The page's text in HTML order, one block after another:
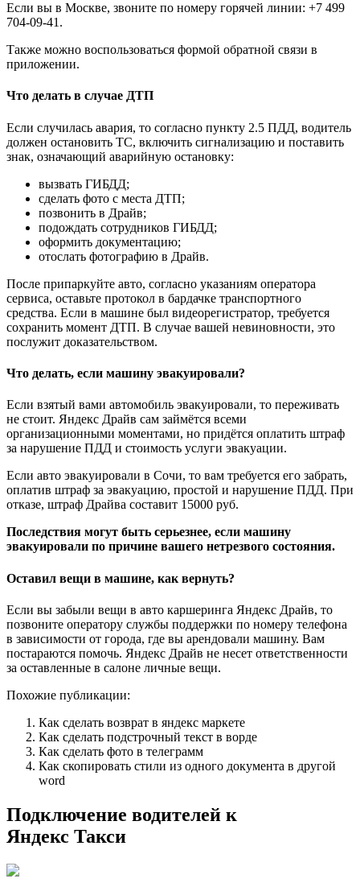
Если вы в Москве, звоните по номеру горячей линии: +7 499
704-09-41.
Также можно воспользоваться формой обратной связи в
приложении.
Что делать в случае ДТП
Если случилась авария, то согласно пункту 2.5 ПДД, водитель
должен остановить ТС, включить сигнализацию и поставить
знак, означающий аварийную остановку:
вызвать ГИБДД;
сделать фото с места ДТП;
позвонить в Драйв;
подождать сотрудников ГИБДД;
оформить документацию;
отослать фотографию в Драйв.
После припаркуйте авто, согласно указаниям оператора
сервиса, оставьте протокол в бардачке транспортного
средства. Если в машине был видеорегистратор, требуется
сохранить момент ДТП. В случае вашей невиновности, это
послужит доказательством.
Что делать, если машину эвакуировали?
Если взятый вами автомобиль эвакуировали, то переживать
не стоит. Яндекс Драйв сам займётся всеми
организационными моментами, но придётся оплатить штраф
за нарушение ПДД и стоимость услуги эвакуации.
Если авто эвакуировали в Сочи, то вам требуется его забрать,
оплатив штраф за эвакуацию, простой и нарушение ПДД. При
отказе, штраф Драйва составит 15000 руб.
Последствия могут быть серьезнее, если машину
эвакуировали по причине вашего нетрезвого состояния.
Оставил вещи в машине, как вернуть?
Если вы забыли вещи в авто каршеринга Яндекс Драйв, то
позвоните оператору службы поддержки по номеру телефона
в зависимости от города, где вы арендовали машину. Вам
постараются помочь. Яндекс Драйв не несет ответственности
за оставленные в салоне личные вещи.
Похожие публикации:
Как сделать возврат в яндекс маркете
Как сделать подстрочный текст в ворде
Как сделать фото в телеграмм
Как скопировать стили из одного документа в другой
word
Подключение водителей к
Яндекс Такси